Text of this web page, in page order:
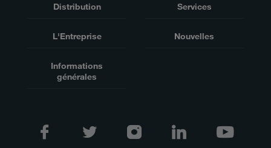
Distribution Services
L'Entreprise Nouvelles
Informations
générales